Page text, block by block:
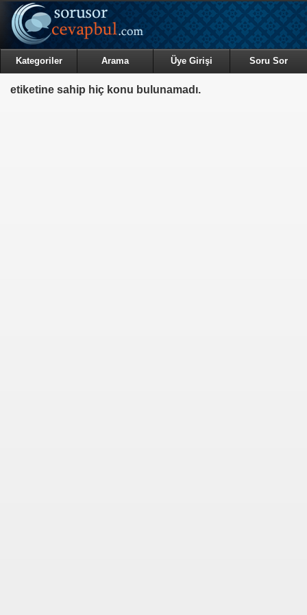
Kategoriler Arama Üye Girişi Soru Sor
etiketine sahip hiç konu bulunamadı.